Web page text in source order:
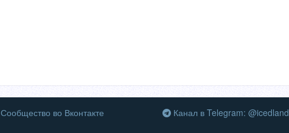
Сообщество во Вконтакте Канал в Telegram: @icedland